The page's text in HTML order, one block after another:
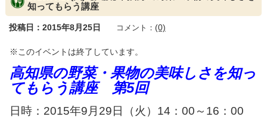
知ってもらう講座
投稿日：2015年8月25日 コメント： (0)
※このイベントは終了しています。
高知県の野菜・果物の美味しさを知っ
てもらう講座 第5回
日時：2015年9月29日（火）14：00～16：00